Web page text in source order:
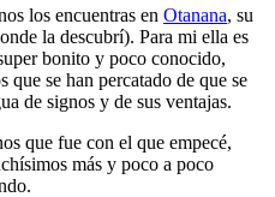
los encuentras en Otanana, su
la descubrí). Para mi ella es
bonito y poco conocido,
que se han percatado de que se
de signos y de sus ventajas.
que fue con el que empecé,
más y poco a poco